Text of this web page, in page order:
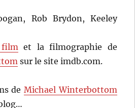
Rob Brydon, Keeley
et la filmographie de
sur le site imdb.com.
de Michael Winterbottom